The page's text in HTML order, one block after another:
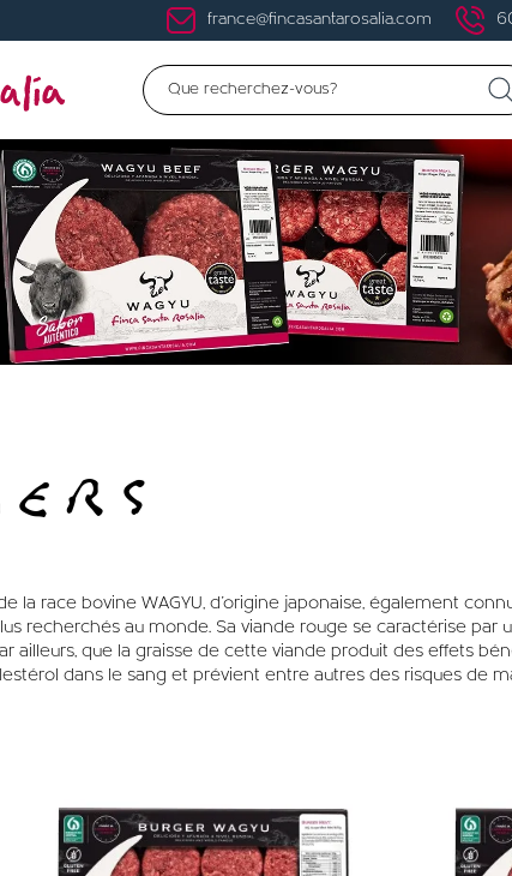
france@fincasantarosalia.com
la race bovine WAGYU, d’origine japonaise, également
recherchés au monde. Sa viande rouge se caractérise par
ailleurs, que la graisse de cette viande produit des effets
dans le sang et prévient entre autres des risques de